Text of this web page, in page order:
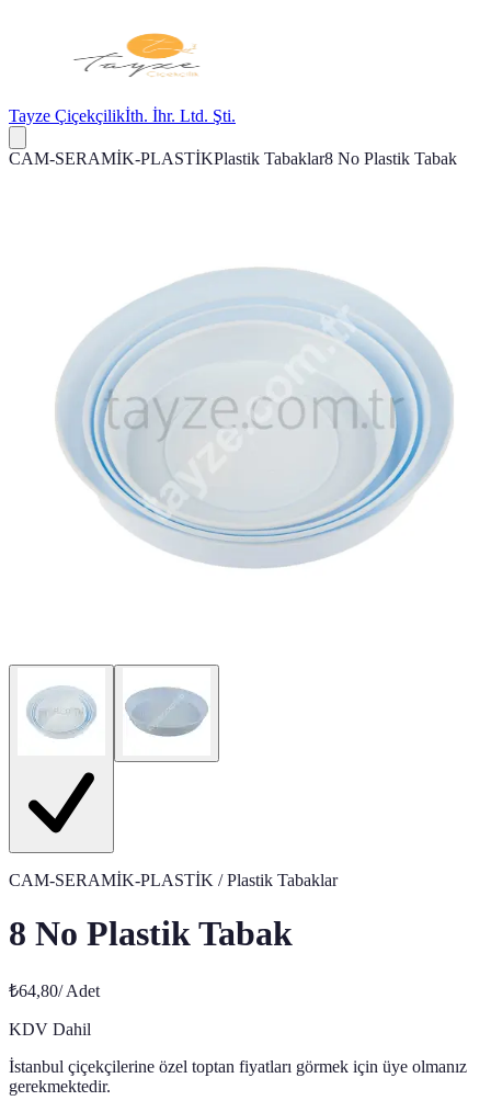
Tayze Çiçekçilikİth. İhr. Ltd. Şti.
CAM-SERAMİK-PLASTİKPlastik Tabaklar8 No Plastik Tabak
CAM-SERAMİK-PLASTİK / Plastik Tabaklar
8 No Plastik Tabak
₺64,80/Adet
KDV Dahil
İstanbul çiçekçilerine özel toptan fiyatları görmek için üye olmanız
gerekmektedir.